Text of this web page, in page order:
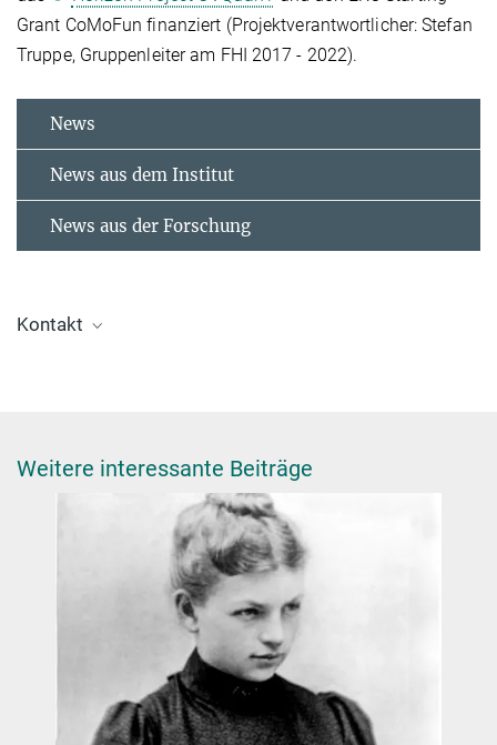
Grant CoMoFun finanziert (Projektverantwortlicher: Stefan
Truppe, Gruppenleiter am FHI 2017 - 2022).
News
News aus dem Institut
News aus der Forschung
Kontakt
Dr. Stefan Truppe
Group Leader 2017-2022
s.truppe@imperial.ac.uk
https://www.imperial.ac.uk/people/s.truppe
Magneto-optical trapping of aluminum
monofluoride
Weitere interessante Beiträge